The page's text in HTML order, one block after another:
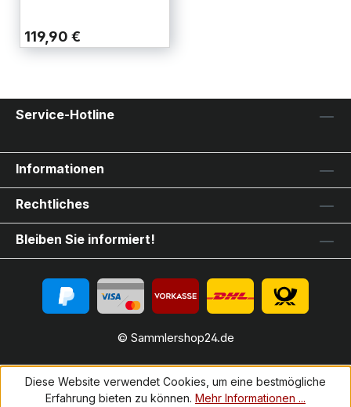
119,90 €
Service-Hotline
Informationen
Rechtliches
Bleiben Sie informiert!
© Sammlershop24.de
Diese Website verwendet Cookies, um eine bestmögliche
Erfahrung bieten zu können. Mehr Informationen ...